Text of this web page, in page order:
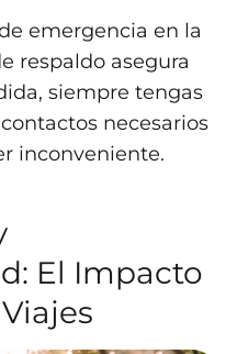
emergencia en la
respaldo asegura
siempre tengas
necesarios
inconveniente.
El Impacto